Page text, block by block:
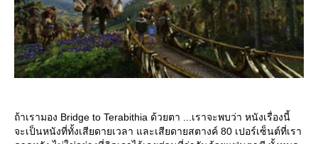
ถ้าเรามอง Bridge to Terabithia ด้วยตา ...เราจะพบว่า หนังเรื่องนี้
จะเป็นหนังที่ทั้งเสียดายเวลา และเสียดายสตางค์ 80 เปอร์เซ็นต์ที่เรา